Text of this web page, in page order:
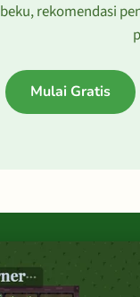
beku, rekomendasi
Mulai Gratis